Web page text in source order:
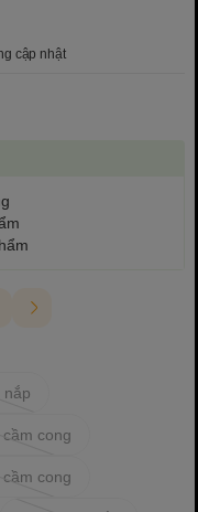
cập nhật
nắp
cong
cong